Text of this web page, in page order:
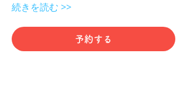
続きを読む >>
予約する